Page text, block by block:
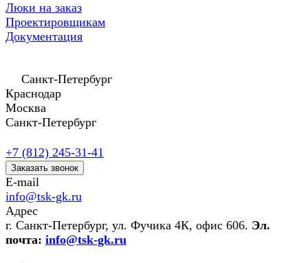
Люки на заказ
Проектировщикам
Документация
Санкт-Петербург
Краснодар
Москва
Санкт-Петербург
+7 (812) 245-31-41
Заказать звонок
E-mail
info@tsk-gk.ru
Адрес
г. Санкт-Петербург, ул. Фучика 4К, офис 606. Эл.
почта: info@tsk-gk.ru